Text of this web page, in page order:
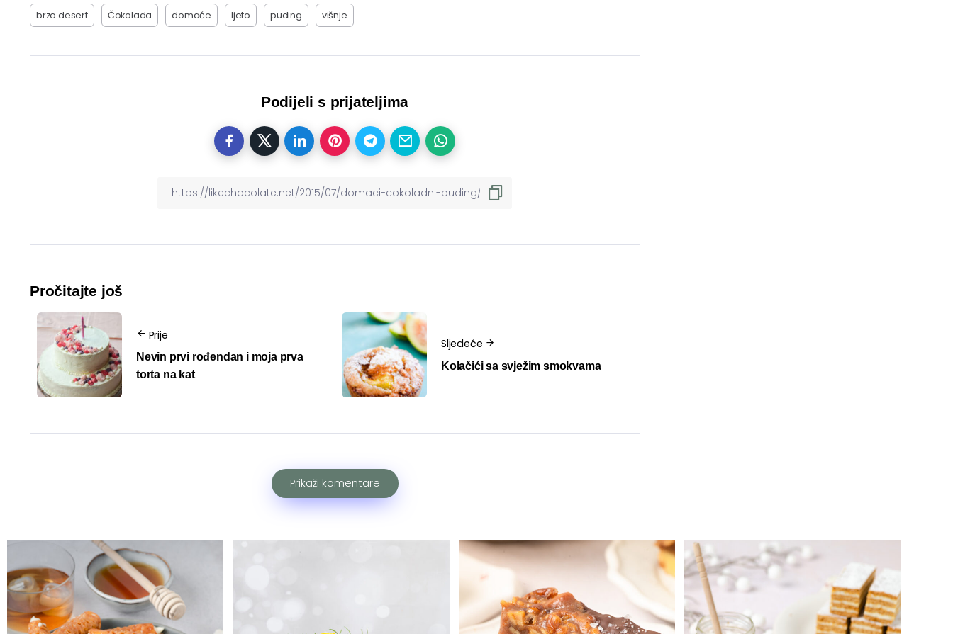
brzo desert Čokolada domaće ljeto puding višnje
Podijeli s prijateljima
Pročitajte još
Prije
Nevin prvi rođendan i moja prva
torta na kat
Sljedeće
Kolačići sa svježim smokvama
Prikaži komentare